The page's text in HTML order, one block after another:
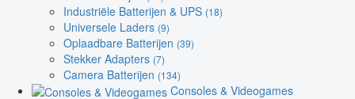
Industriële Batterijen & UPS (18)
Universele Laders (9)
Oplaadbare Batterijen (39)
Stekker Adapters (7)
Camera Batterijen (134)
Consoles & Videogames